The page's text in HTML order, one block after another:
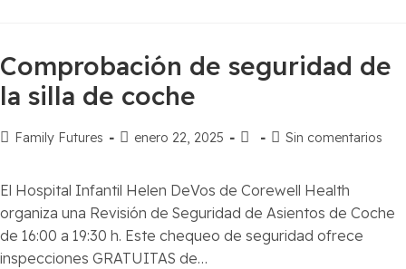
Comprobación de seguridad de
la silla de coche
Family Futures enero 22, 2025 Sin comentarios
El Hospital Infantil Helen DeVos de Corewell Health
organiza una Revisión de Seguridad de Asientos de Coche
de 16:00 a 19:30 h. Este chequeo de seguridad ofrece
inspecciones GRATUITAS de…